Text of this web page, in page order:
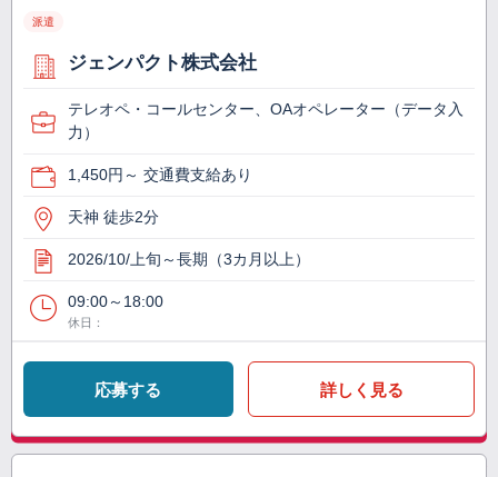
派遣
ジェンパクト株式会社
テレオペ・コールセンター、OAオペレーター（データ入
力）
1,450円～ 交通費支給あり
天神 徒歩2分
2026/10/上旬～長期（3カ月以上）
09:00～18:00
休日：
応募する 詳しく見る